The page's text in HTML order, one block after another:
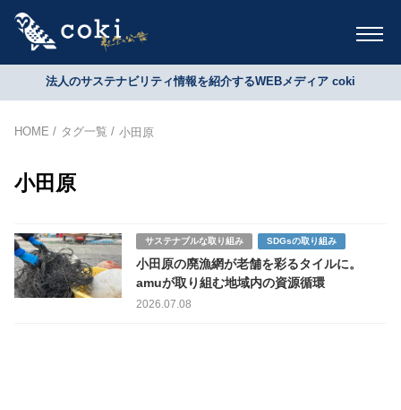
法人のサステナビリティ情報を紹介するWEBメディア coki
HOME タグ一覧 小田原
小田原
サステナブルな取り組み SDGsの取り組み
小田原の廃漁網が老舗を彩るタイルに。
amuが取り組む地域内の資源循環
2026.07.08